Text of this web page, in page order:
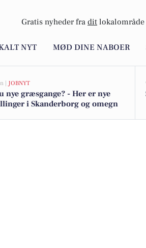
Gratis nyheder fra dit lokalområde
NYT MØD DINE NABOER
| JOBNYT
nye græsgange? - Her er nye
i Skanderborg og omegn
- se boligerne her.